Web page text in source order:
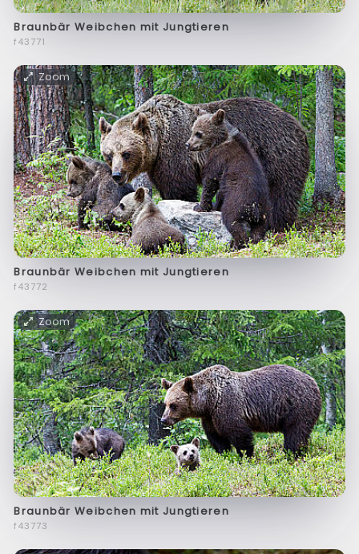
Braunbär Weibchen mit Jungtieren
f43771
Zoom
Braunbär Weibchen mit Jungtieren
f43772
Zoom
Braunbär Weibchen mit Jungtieren
f43773